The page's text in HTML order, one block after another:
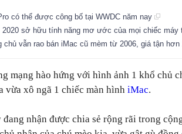
có thể được công bố tại WWDC năm nay
2020 sở hữu tính năng mơ ước của mọi chiếc máy
chủ vẫn rao bán iMac cũ mèm từ 2006, giá tận hơn
mạng hào hứng với hình ảnh 1 khổ chủ
vừa xô ngã 1 chiếc màn hình iMac.
nhận được chia sẻ rộng rãi trong